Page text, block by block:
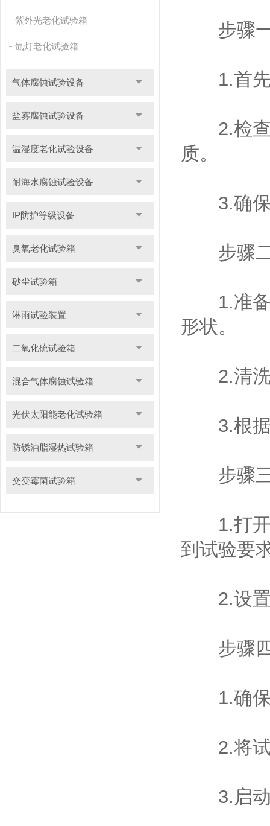
紫外光老化试验箱
氙灯老化试验箱
气体腐蚀试验设备
盐雾腐蚀试验设备
温湿度老化试验设备
耐海水腐蚀试验设备
IP防护等级设备
臭氧老化试验箱
砂尘试验箱
淋雨试验装置
二氧化硫试验箱
混合气体腐蚀试验箱
光伏太阳能老化试验箱
防锈油脂湿热试验箱
交变霉菌试验箱
步骤一
1.首先
2.检查
质。
3.确保
步骤二
1.准备
形状。
2.清洗
3.根据
步骤三
1.打开
到试验要
2.设置
步骤四
1.确保
2.将试
3.启动